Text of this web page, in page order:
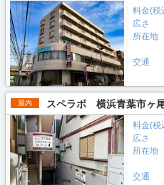
料金(税
広さ
所在地
交通
屋内 スペラボ 横浜青葉市ヶ
料金(税
広さ
所在地
交通